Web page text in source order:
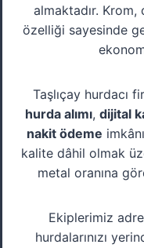
almaktadır. Krom,
özelliği sayesinde
Taşlıçay hurdacı
hurda alımı, dijital
nakit ödeme
kalite dâhil olmak
metal oranına
Ekiplerimiz
hurdalarınızı